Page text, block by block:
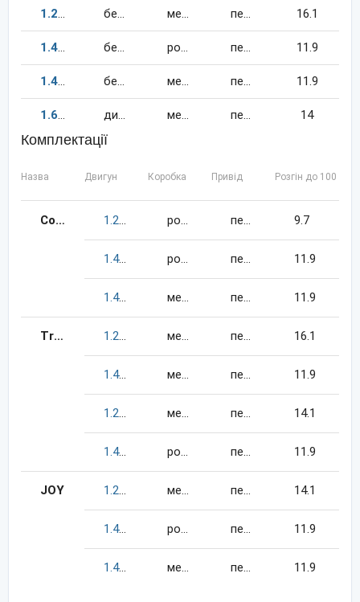
1.260 бензин механіка передній 16.1
1.485 бензин робот передній 11.9
1.485 бензин механіка передній 11.9
1.675 дизель механіка передній 14
Комплектації
Назва Двигун Коробка Привід Розгін до 100 км/
Comfortline 1.2105 бензин
робот передній 9.7
1.485 бензин
робот передній 11.9
1.485 бензин
механіка передній 11.9
Trendline 1.260 бензин
механіка передній 16.1
1.485 бензин
механіка передній 11.9
1.270 бензин
механіка передній 14.1
1.485 бензин
робот передній 11.9
JOY 1.270 бензин
механіка передній 14.1
1.485 бензин
робот передній 11.9
1.485 бензин
механіка передній 11.9